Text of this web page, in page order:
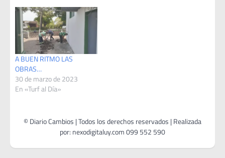
A BUEN RITMO LAS
OBRAS…
30 de marzo de 2023
En «Turf al Día»